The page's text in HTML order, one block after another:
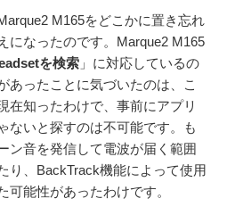
M165をどこかに置き忘れ
になったのです。Marque2 M165
を検索 」に対応しているの
あったことに気づいたのは、こ
在知ったわけで、事前にアプリ
ないと探すのは不可能です。も
ン音を発信して電波が届く範囲
り、BackTrack機能によって使用
可能性があったわけです。